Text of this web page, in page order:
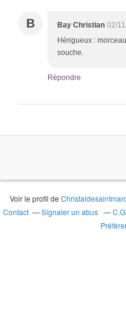
B Bay Christian 02/
Hérigueux :
souche.
Répondre
Voir le profil de
Contact
Signaler un abus